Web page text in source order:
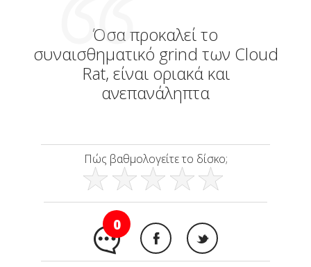
Όσα προκαλεί το
συναισθηματικό grind των Cloud
Rat, είναι οριακά και
ανεπανάληπτα
Πώς βαθμολογείτε το δίσκο;
0